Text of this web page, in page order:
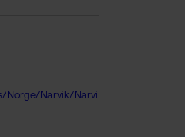
Norge/Narvik/Narvi